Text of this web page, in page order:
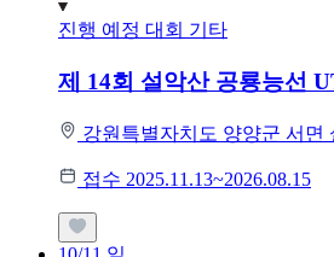
진행 예정 대회 기타
제 14회 설악산 공룡능선
강원특별자치도 양양군 서면
접수 2025.11.13~2026.08.15